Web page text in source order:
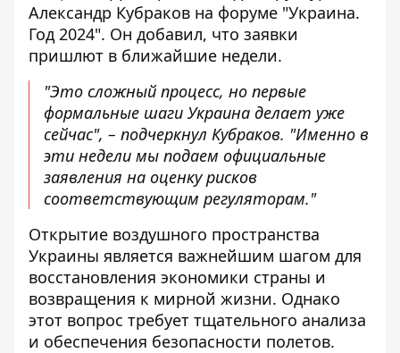
Александр Кубраков на форуме "Украина.
Год 2024". Он добавил, что заявки
пришлют в ближайшие недели.
"Это сложный процесс, но первые
формальные шаги Украина делает уже
сейчас", – подчеркнул Кубраков. "Именно в
эти недели мы подаем официальные
заявления на оценку рисков
соответствующим регуляторам."
Открытие воздушного пространства
Украины является важнейшим шагом для
восстановления экономики страны и
возвращения к мирной жизни. Однако
этот вопрос требует тщательного анализа
и обеспечения безопасности полетов.